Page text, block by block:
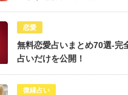
恋愛
無料恋愛占いまとめ70選-完
占いだけを公開！
復縁占い